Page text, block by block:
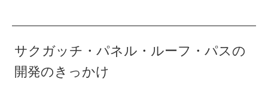
サクガッチ・パネル・ルーフ・パスの
開発のきっかけ